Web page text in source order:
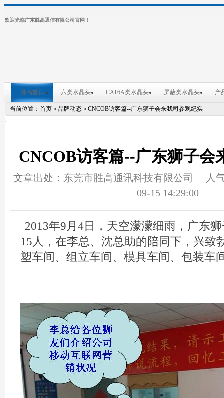
欢迎光临广东胜高通信有限公司官网！
胜高首页 六类水晶头 CAT6A类水晶头 屏蔽类水晶头 产
当前位置： 首页 » 品牌动态 » CNCOB访客篇--广东狮子会来我司参观纪实
CNCOB访客篇--广东狮子会
文章出处：东莞市胜高通讯科技有限公司
人
09-15 14:29:00
2013年9月4日，天空濛濛细雨，广东
15人，在李总、沈总助的陪同下，兴致
塑车间、组立车间、模具车间、包装车